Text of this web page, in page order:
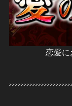
恋愛に